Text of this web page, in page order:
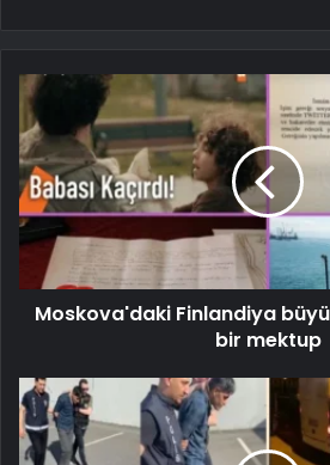
Moskova'daki Finlandiya
bir mektup